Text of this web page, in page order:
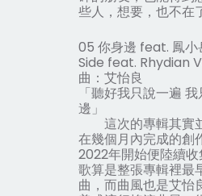
些人，想要，也不在
05 你身邊 feat. 鳳小
Side feat. Rhydian
曲：艾怡良
「聽好我只說一遍
邊」
這次的專輯其實
在幾個月內完成的創
2022年開始便陸續
歌算是整張專輯裡最
曲，而曲風也是艾怡